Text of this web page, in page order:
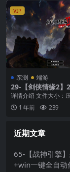
VIP
亲测 端游
29-【剑侠情缘2】
怀旧降龙端+GM工
装教程+虚拟机一键
详情介绍 文件大小：
支持系统：win7、
硬...1 年前 239
近期文章
65-【战神引擎
+win一键全自动